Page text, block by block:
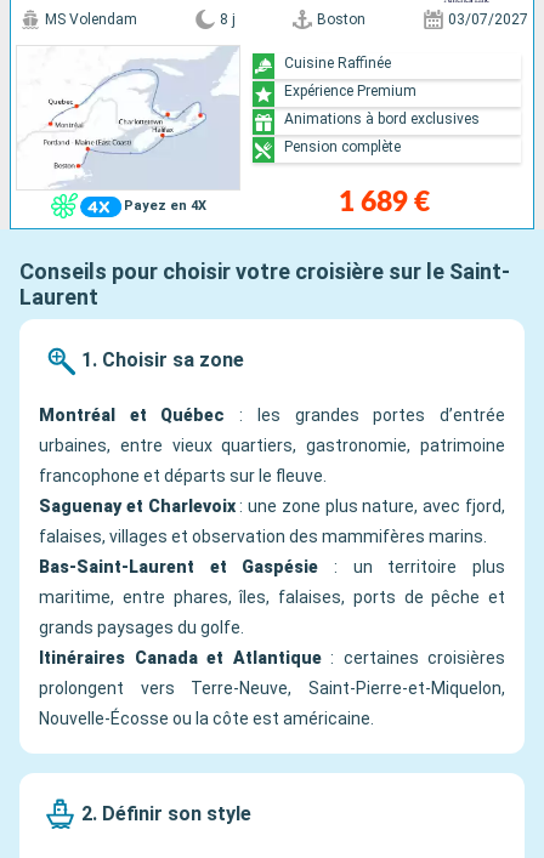
Payez en 4X
MS Volendam 8 j Boston 03/07/2027
1 689 €
Cuisine Raffinée
Expérience Premium
Animations à bord exclusives
Pension complète
Conseils pour choisir votre croisière sur le Saint-
Laurent
1. Choisir sa zone
Montréal et Québec : les grandes portes d’entrée
urbaines, entre vieux quartiers, gastronomie, patrimoine
francophone et départs sur le fleuve.
Saguenay et Charlevoix: une zone plus nature, avec fjord,
falaises, villages et observation des mammifères marins.
Bas-Saint-Laurent et Gaspésie : un territoire plus
maritime, entre phares, îles, falaises, ports de pêche et
grands paysages du golfe.
Itinéraires Canada et Atlantique: certaines croisières
prolongent vers Terre-Neuve, Saint-Pierre-et-Miquelon,
Nouvelle-Écosse ou la côte est américaine.
2. Définir son style